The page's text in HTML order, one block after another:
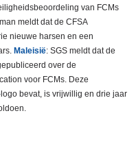
van FCMs
meldt dat de CFSA
nieuwe harsen en een
Maleisië: SGS meldt dat de
over de
voor FCMs. Deze
bevat, is vrijwillig en drie jaar